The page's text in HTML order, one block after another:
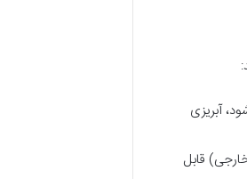
آبریزی
قابل